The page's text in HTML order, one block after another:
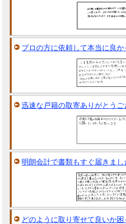
プロの方に依頼して本当に良か
迅速な戸籍の取寄ありがとうご
明朗会計で書類もすぐ届きまし
どのように取り寄せて良いか困